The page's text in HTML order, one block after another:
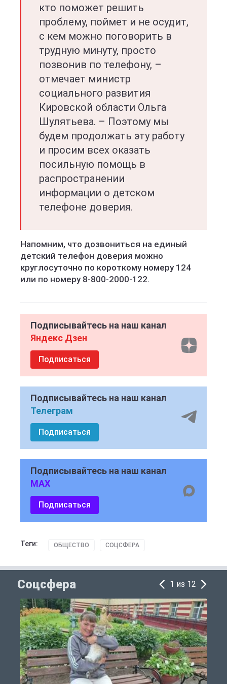
кто поможет решить
проблему, поймет и не осудит,
с кем можно поговорить в
трудную минуту, просто
позвонив по телефону, –
отмечает министр
социального развития
Кировской области Ольга
Шулятьева. – Поэтому мы
будем продолжать эту работу
и просим всех оказать
посильную помощь в
распространении
информации о детском
телефоне доверия.
Напомним, что дозвониться на единый
детский телефон доверия можно
круглосуточно по короткому номеру 124
или по номеру 8-800-2000-122.
Подписывайтесь на наш канал
Яндекс Дзен
Подписаться
Подписывайтесь на наш канал
Телеграм
Подписаться
Подписывайтесь на наш канал
MAX
Подписаться
Теги: ОБЩЕСТВО СОЦСФЕРА
Соцсфера 1 из 12